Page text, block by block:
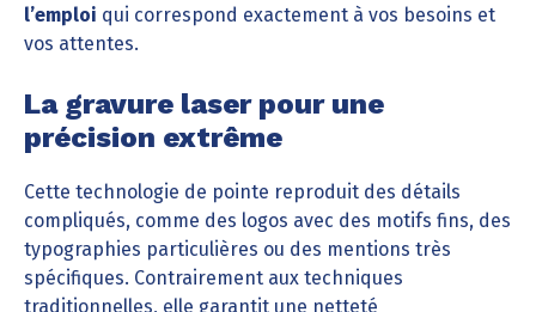
l’emploi qui correspond exactement à vos besoins et
vos attentes.
La gravure laser pour une
précision extrême
Cette technologie de pointe reproduit des détails
compliqués, comme des logos avec des motifs fins, des
typographies particulières ou des mentions très
spécifiques. Contrairement aux techniques
traditionnelles, elle garantit une netteté